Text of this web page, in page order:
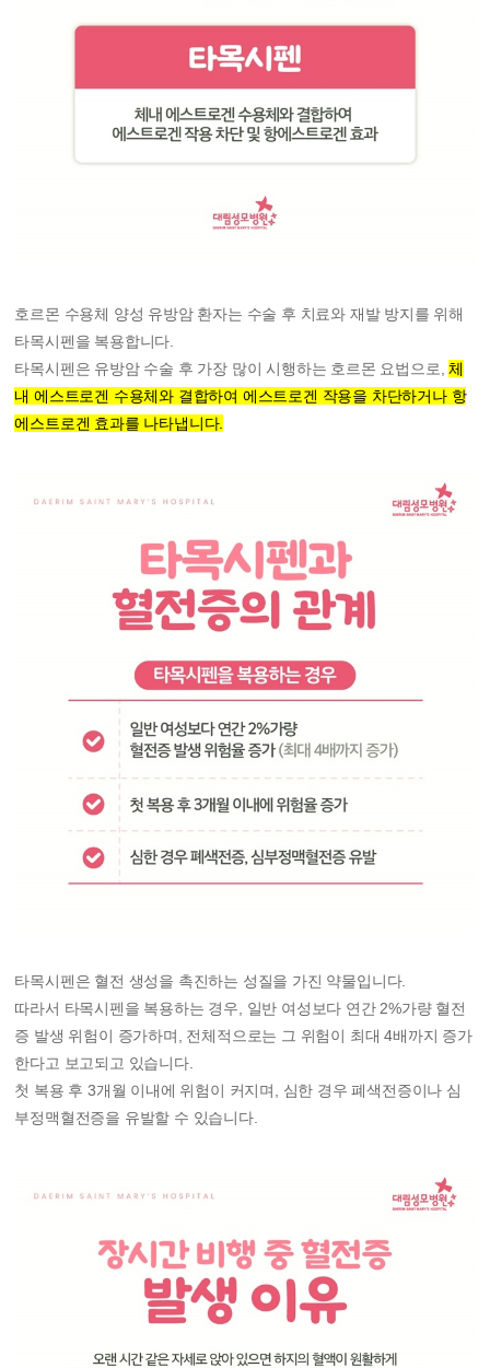
호르몬 수용체 양성 유방암 환자는 수술 후 치료와 재발 방지를 위해
타목시펜을 복용합니다.
타목시펜은 유방암 수술 후 가장 많이 시행하는 호르몬 요법으로,체
내 에스트로겐 수용체와 결합하여 에스트로겐 작용을 차단하거나 항
에스트로겐 효과를 나타냅니다.
타목시펜은 혈전 생성을 촉진하는 성질을 가진 약물입니다.
따라서 타목시펜을 복용하는 경우, 일반 여성보다 연간 2%가량 혈전
증 발생 위험이 증가하며, 전체적으로는 그 위험이 최대 4배까지 증가
한다고 보고되고 있습니다.
첫 복용 후 3개월 이내에 위험이 커지며, 심한 경우 폐색전증이나 심
부정맥혈전증을 유발할 수 있습니다.